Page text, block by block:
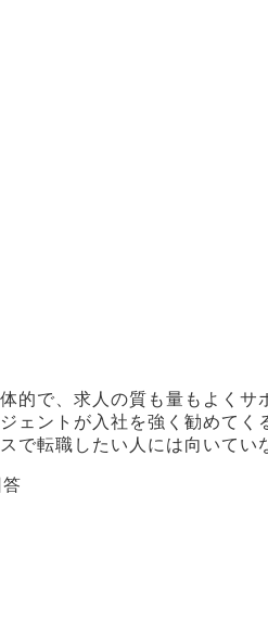
的で、求人の質も量もよく
ェントが入社を強く勧めて
で転職したい人には向いてい